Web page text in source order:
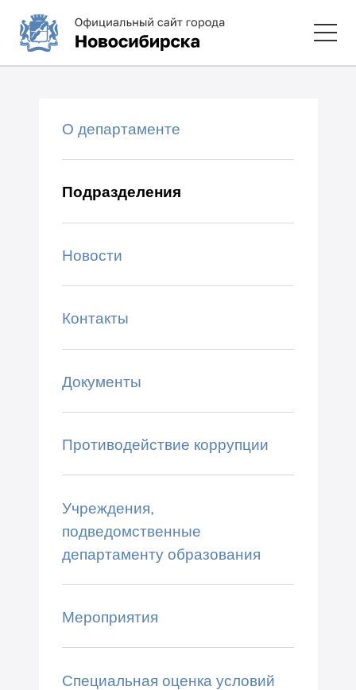
О департаменте
Подразделения
Новости
Контакты
Документы
Противодействие коррупции
Учреждения,
подведомственные
департаменту образования
Мероприятия
Специальная оценка условий